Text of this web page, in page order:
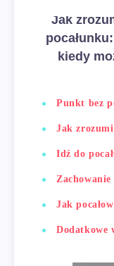
Jak
kiedy
Punkt bez
Jak
Idź do
Jak
Dodatkowe